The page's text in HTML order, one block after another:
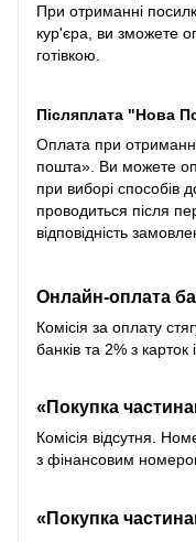
При отриманні
кур'єра, ви зможете
готівкою.
Післяплата "Нова
Оплата при
пошта». Ви можете
при виборі
проводиться після
відповідність
Онлайн-оплата
Комісія за оплату
банків та 2% з карток
«Покупка
Комісія відсутня.
з фінансовим
«Покупка